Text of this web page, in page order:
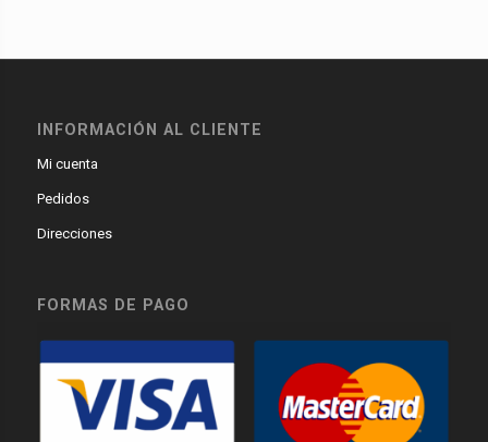
INFORMACIÓN AL CLIENTE
Mi cuenta
Pedidos
Direcciones
FORMAS DE PAGO